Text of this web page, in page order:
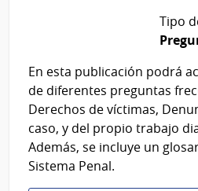
Tipo
En esta publicación podrá
de diferentes preguntas
Derechos de víctimas,
caso, y del propio trabajo
Además, se incluye un
Sistema Penal.